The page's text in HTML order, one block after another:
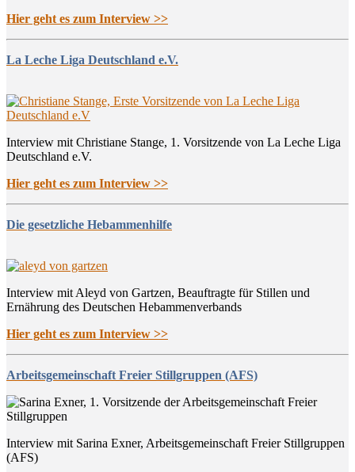
Hier geht es zum Interview >>
La Leche Liga Deutschland e.V.
Interview mit Christiane Stange, 1. Vorsitzende von La Leche Liga
Deutschland e.V.
Hier geht es zum Interview >>
Die gesetzliche Hebammenhilfe
Interview mit Aleyd von Gartzen, Beauftragte für Stillen und
Ernährung des Deutschen Hebammenverbands
Hier geht es zum Interview >>
Arbeitsgemeinschaft Freier Stillgruppen (AFS)
Interview mit Sarina Exner, Arbeitsgemeinschaft Freier Stillgruppen
(AFS)